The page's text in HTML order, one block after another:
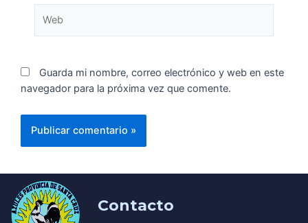
Guarda mi nombre, correo electrónico y web en este
navegador para la próxima vez que comente.
Contacto